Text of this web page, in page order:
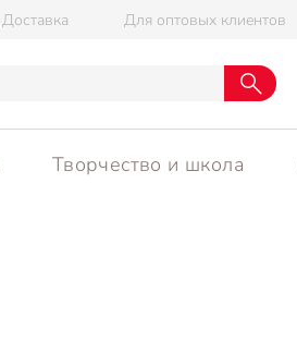
Доставка Для оптовых клиентов
Творчество и школа